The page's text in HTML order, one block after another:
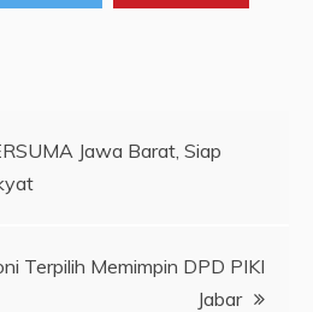
Jawa Barat, Siap
Terpilih Memimpin DPD PIKI
Jabar